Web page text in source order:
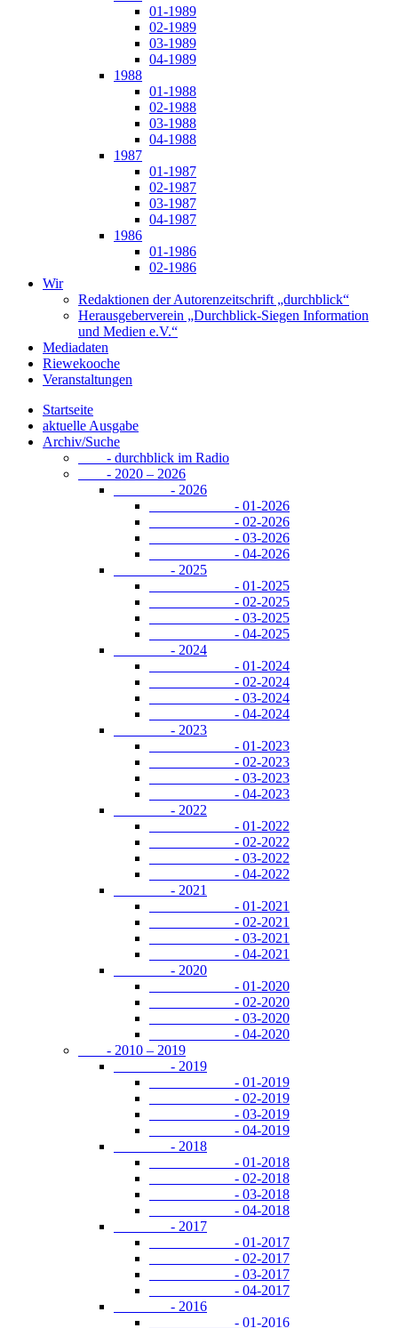
01-1989
02-1989
03-1989
04-1989
1988
01-1988
02-1988
03-1988
04-1988
1987
01-1987
02-1987
03-1987
04-1987
1986
01-1986
02-1986
Wir
Redaktionen der Autorenzeitschrift „durchblick“
Herausgeberverein „Durchblick-Siegen Information
und Medien e.V.“
Mediadaten
Riewekooche
Veranstaltungen
Startseite
aktuelle Ausgabe
Archiv/Suche
- durchblick im Radio
- 2020 – 2026
- 2026
- 01-2026
- 02-2026
- 03-2026
- 04-2026
- 2025
- 01-2025
- 02-2025
- 03-2025
- 04-2025
- 2024
- 01-2024
- 02-2024
- 03-2024
- 04-2024
- 2023
- 01-2023
- 02-2023
- 03-2023
- 04-2023
- 2022
- 01-2022
- 02-2022
- 03-2022
- 04-2022
- 2021
- 01-2021
- 02-2021
- 03-2021
- 04-2021
- 2020
- 01-2020
- 02-2020
- 03-2020
- 04-2020
- 2010 – 2019
- 2019
- 01-2019
- 02-2019
- 03-2019
- 04-2019
- 2018
- 01-2018
- 02-2018
- 03-2018
- 04-2018
- 2017
- 01-2017
- 02-2017
- 03-2017
- 04-2017
- 2016
- 01-2016